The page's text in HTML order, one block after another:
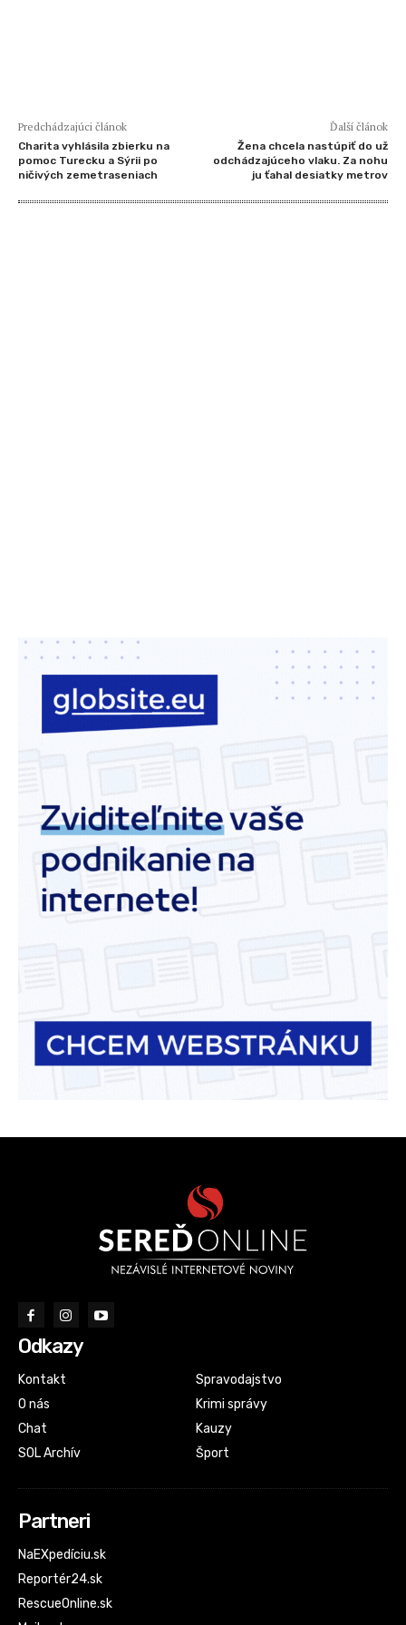
Predchádzajúci článok
Charita vyhlásila zbierku na
pomoc Turecku a Sýrii po
ničivých zemetraseniach
Ďalší článok
Žena chcela nastúpiť do už
odchádzajúceho vlaku. Za nohu
ju ťahal desiatky metrov
Odkazy
Kontakt
O nás
Chat
SOL Archív
Spravodajstvo
Krimi správy
Kauzy
Šport
Partneri
NaEXpedíciu.sk
Reportér24.sk
RescueOnline.sk